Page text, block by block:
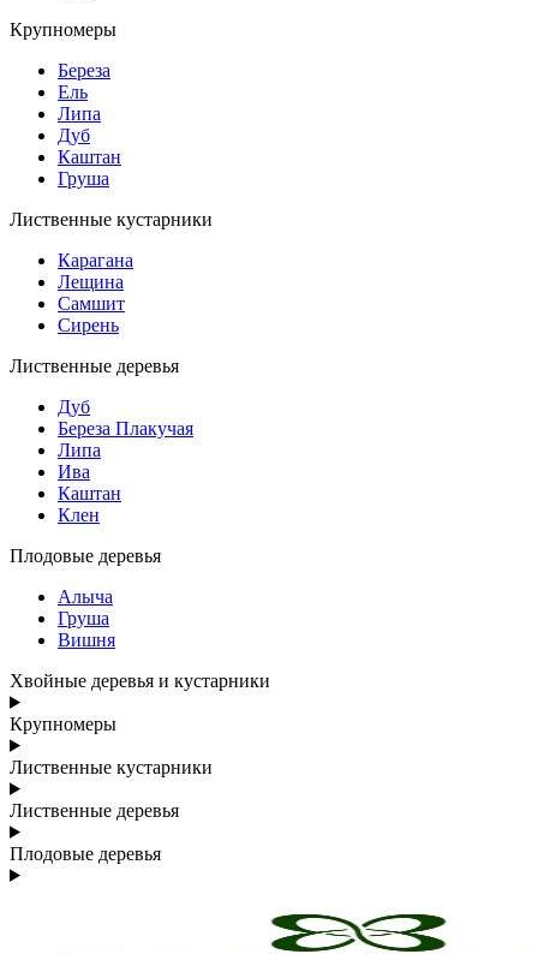
Крупномеры
Береза
Ель
Липа
Дуб
Каштан
Груша
Лиственные кустарники
Карагана
Лещина
Самшит
Сирень
Лиственные деревья
Дуб
Береза Плакучая
Липа
Ива
Каштан
Клен
Плодовые деревья
Алыча
Груша
Вишня
Хвойные деревья и кустарники
Крупномеры
Лиственные кустарники
Лиственные деревья
Плодовые деревья